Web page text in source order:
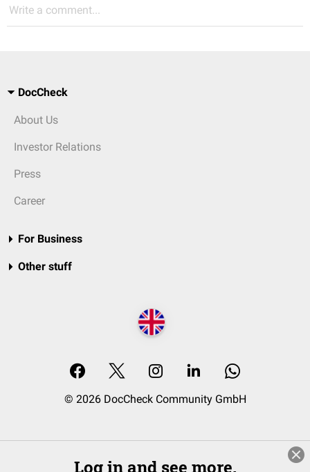
Write a comment...
DocCheck
About Us
Investor Relations
Press
Career
For Business
Other stuff
© 2026 DocCheck Community GmbH
Log in and see more.